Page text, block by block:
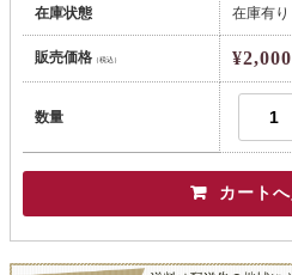
在庫状態 在庫有り
販売価格（税込） ¥2,000
数量